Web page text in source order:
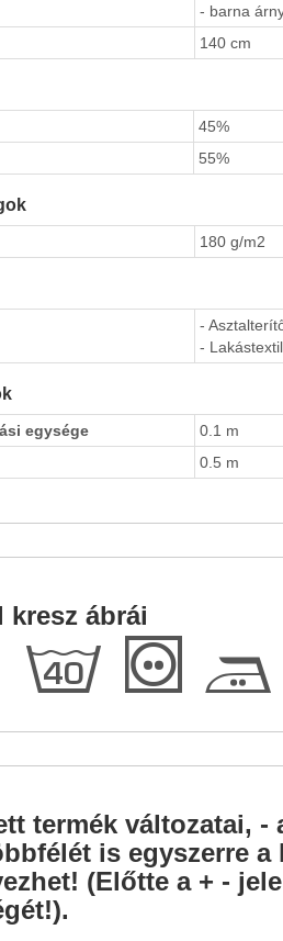
- barna
140 cm
45%
55%
180 g/m2
-
- Lakástextil
egysége
0.1 m
0.5 m
kresz ábrái
h T E
termék változatai,
is egyszerre
(Előtte a + -